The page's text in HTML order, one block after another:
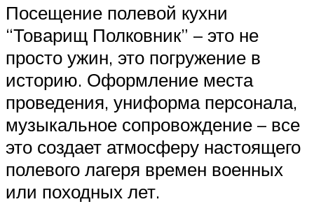
Посещение полевой кухни
“Товарищ Полковник” – это не
просто ужин, это погружение в
историю. Оформление места
проведения, униформа персонала,
музыкальное сопровождение – все
это создает атмосферу настоящего
полевого лагеря времен военных
или походных лет.